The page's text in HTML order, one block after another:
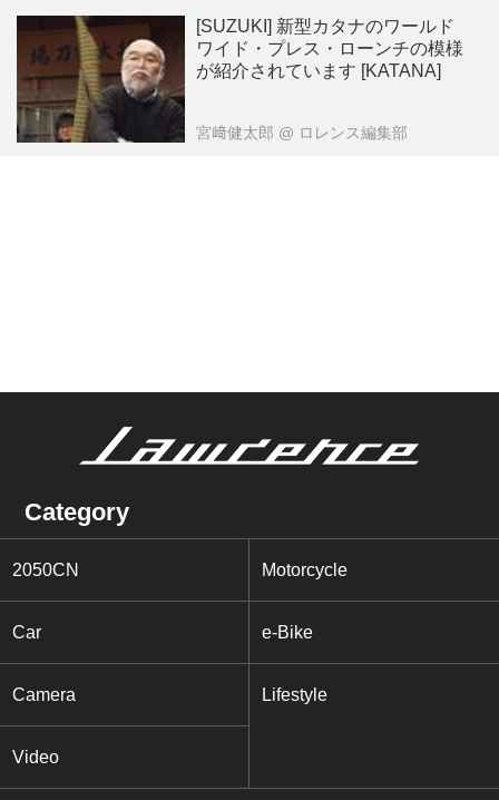
[SUZUKI] 新型カタナのワールド
ワイド・プレス・ローンチの模様
が紹介されています [KATANA]
宮﨑健太郎 @ ロレンス編集部
Category
2050CN Motorcycle
Car e-Bike
Camera Lifestyle
Video